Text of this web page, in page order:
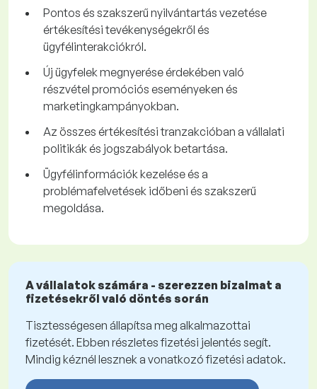
Pontos és szakszerű nyilvántartás vezetése
értékesítési tevékenységekről és
ügyfélinterakciókról.
Új ügyfelek megnyerése érdekében való
részvétel promóciós eseményeken és
marketingkampányokban.
Az összes értékesítési tranzakcióban a vállalati
politikák és jogszabályok betartása.
Ügyfélinformációk kezelése és a
problémafelvetések időbeni és szakszerű
megoldása.
A vállalatok számára - szerezzen bizalmat a
fizetésekről való döntés során
Tisztességesen állapítsa meg alkalmazottai
fizetését. Ebben részletes fizetési jelentés segít.
Mindig kéznél lesznek a vonatkozó fizetési adatok.